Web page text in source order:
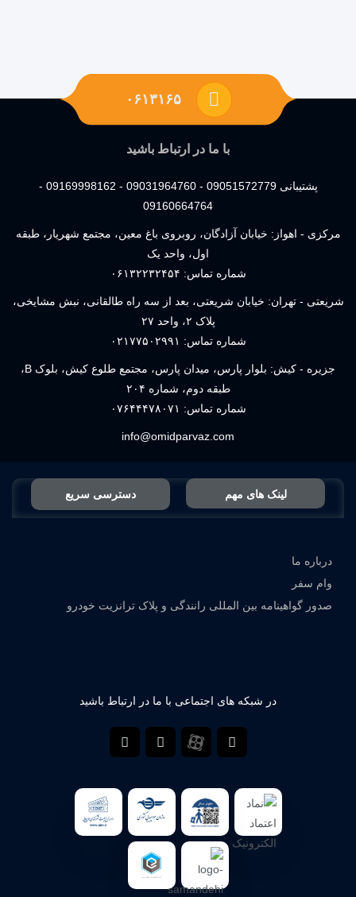
۰۶۱۳۱۶۵
با ما در ارتباط باشید
پشتیبانی 09051572779 - 09031964760 - 09169998162 -
09160664764
مرکزی - اهواز: خیابان آزادگان، روبروی باغ معین، مجتمع شهریار، طبقه
اول، واحد یک
شماره تماس: ۰۶۱۳۲۲۳۲۴۵۴
شریعتی - تهران: خیابان شریعتی، بعد از سه راه طالقانی، نبش مشایخی،
پلاک ۲، واحد ۲۷
شماره تماس: ۰۲۱۷۷۵۰۲۹۹۱
جزیره - کیش: بلوار پارس، میدان پارس، مجتمع طلوع کیش، بلوک B،
طبقه دوم، شماره ۲۰۴
شماره تماس: ۰۷۶۴۴۴۷۸۰۷۱
info@omidparvaz.com
لینک های مهم دسترسی سریع
درباره ما
وام سفر
صدور گواهینامه بین المللی رانندگی و پلاک ترانزیت خودرو
در شبکه های اجتماعی با ما در ارتباط باشید